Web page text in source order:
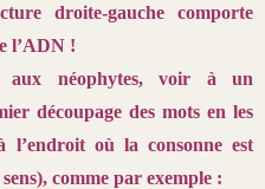
droite-gauche comporte
l’ADN !
aux néophytes, voir à un
découpage des mots en les
l’endroit où la consonne est
sens), comme par exemple :